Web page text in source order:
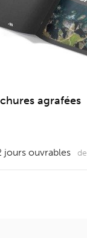
agrafées
jours ouvrables de